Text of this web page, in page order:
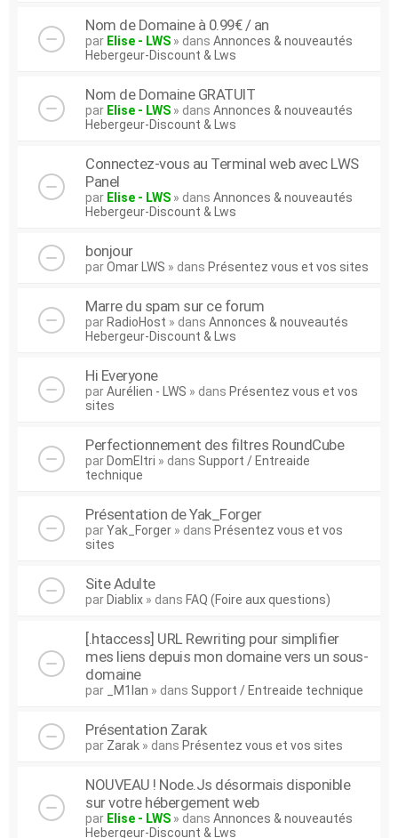
Nom de Domaine à 0.99€ / an
par Elise - LWS » dans Annonces & nouveautés
Hebergeur-Discount & Lws
Nom de Domaine GRATUIT
par Elise - LWS » dans Annonces & nouveautés
Hebergeur-Discount & Lws
Connectez-vous au Terminal web avec LWS
Panel
par Elise - LWS » dans Annonces & nouveautés
Hebergeur-Discount & Lws
bonjour
parOmar LWS » dans Présentez vous et vos sites
Marre du spam sur ce forum
par RadioHost » dans Annonces & nouveautés
Hebergeur-Discount & Lws
Hi Everyone
parAurélien - LWS » dans Présentez vous et vos
sites
Perfectionnement des filtres RoundCube
par DomEltri » dans Support / Entreaide
technique
Présentation de Yak_Forger
parYak_Forger » dans Présentez vous et vos
sites
Site Adulte
par Diablix » dans FAQ (Foire aux questions)
[.htaccess] URL Rewriting pour simplifier
mes liens depuis mon domaine vers un sous-
domaine
par _M1lan » dans Support / Entreaide technique
Présentation Zarak
par Zarak » dans Présentez vous et vos sites
NOUVEAU ! Node.Js désormais disponible
sur votre hébergement web
par Elise - LWS » dans Annonces & nouveautés
Hebergeur-Discount & Lws